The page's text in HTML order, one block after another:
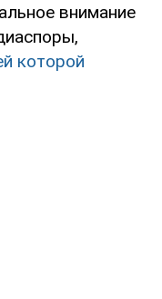
внимание
которой